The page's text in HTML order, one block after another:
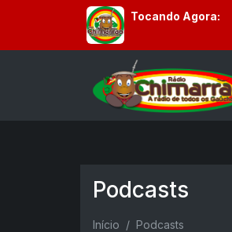
Tocando Agora:
Podcasts
Início Podcasts